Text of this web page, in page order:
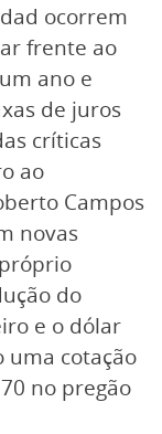
ocorrem
frente ao
ano e
de juros
críticas
ao
Campos
novas
do
e o dólar
uma cotação
no pregão